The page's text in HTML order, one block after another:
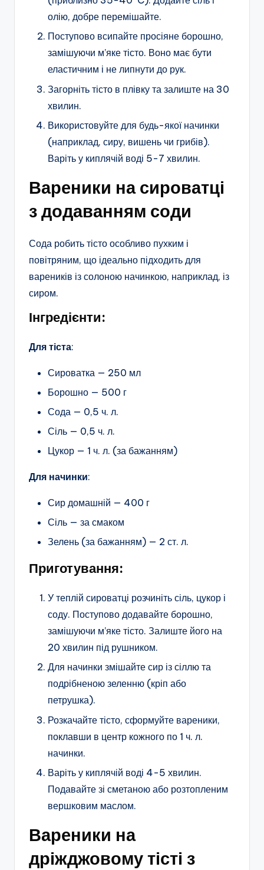
олію, добре перемішайте.
Поступово всипайте просіяне борошно,
замішуючи м’яке тісто. Воно має бути
еластичним і не липнути до рук.
Загорніть тісто в плівку та залиште на 30
хвилин.
Використовуйте для будь-якої начинки
(наприклад, сиру, вишень чи грибів).
Варіть у киплячій воді 5-7 хвилин.
Вареники на сироватці
з додаванням соди
Сода робить тісто особливо пухким і
повітряним, що ідеально підходить для
вареників із солоною начинкою, наприклад, із
сиром.
Інгредієнти:
Для тіста:
Сироватка — 250 мл
Борошно — 500 г
Сода — 0,5 ч. л.
Сіль — 0,5 ч. л.
Цукор — 1 ч. л. (за бажанням)
Для начинки:
Сир домашній — 400 г
Сіль — за смаком
Зелень (за бажанням) — 2 ст. л.
Приготування:
У теплій сироватці розчиніть сіль, цукор і
соду. Поступово додавайте борошно,
замішуючи м’яке тісто. Залиште його на
20 хвилин під рушником.
Для начинки змішайте сир із сіллю та
подрібненою зеленню (кріп або
петрушка).
Розкачайте тісто, сформуйте вареники,
поклавши в центр кожного по 1 ч. л.
начинки.
Варіть у киплячій воді 4-5 хвилин.
Подавайте зі сметаною або розтопленим
вершковим маслом.
Вареники на
дріжджовому тісті з